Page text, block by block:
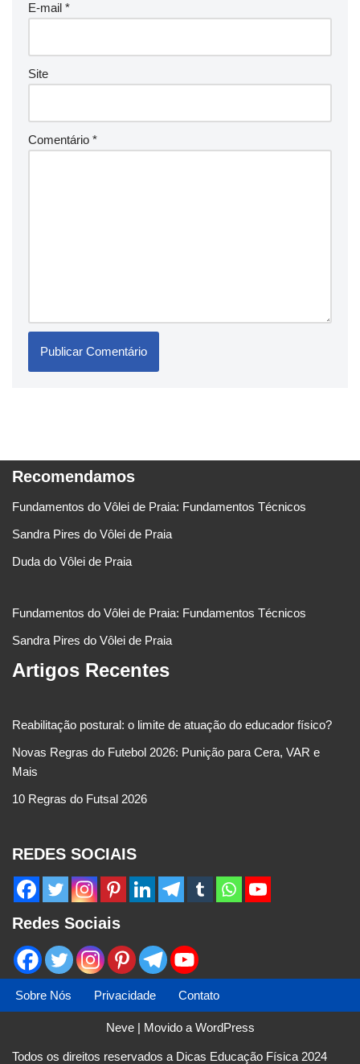
E-mail *
Site
Comentário *
Recomendamos
Fundamentos do Vôlei de Praia: Fundamentos Técnicos
Sandra Pires do Vôlei de Praia
Duda do Vôlei de Praia
Fundamentos do Vôlei de Praia: Fundamentos Técnicos
Sandra Pires do Vôlei de Praia
Artigos Recentes
Reabilitação postural: o limite de atuação do educador físico?
Novas Regras do Futebol 2026: Punição para Cera, VAR e
Mais
10 Regras do Futsal 2026
REDES SOCIAIS
Redes Sociais
Sobre Nós Privacidade Contato
Neve| Movido a WordPress
Todos os direitos reservados a Dicas Educação Física 2024